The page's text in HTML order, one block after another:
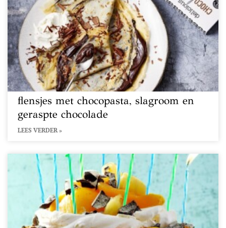
flensjes met chocopasta, slagroom en
geraspte chocolade
LEES VERDER »